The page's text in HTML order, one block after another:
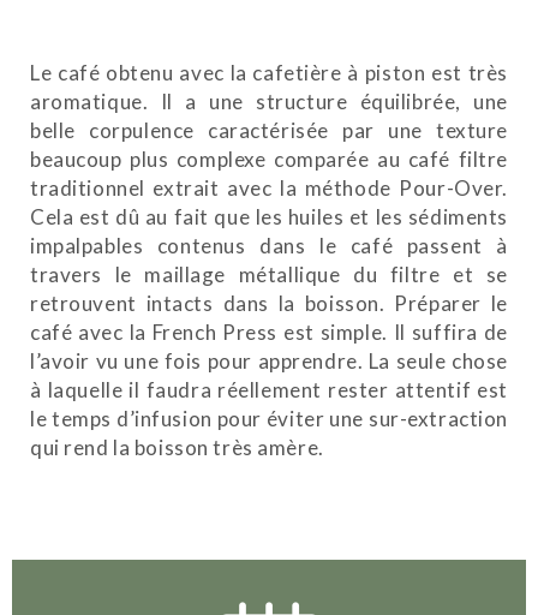
Le café obtenu avec la cafetière à piston est très
aromatique. Il a une structure équilibrée, une
belle corpulence caractérisée par une texture
beaucoup plus complexe comparée au café filtre
traditionnel extrait avec la méthode Pour-Over.
Cela est dû au fait que les huiles et les sédiments
impalpables contenus dans le café passent à
travers le maillage métallique du filtre et se
retrouvent intacts dans la boisson. Préparer le
café avec la French Press est simple. Il suffira de
l’avoir vu une fois pour apprendre. La seule chose
à laquelle il faudra réellement rester attentif est
le temps d’infusion pour éviter une sur-extraction
qui rend la boisson très amère.